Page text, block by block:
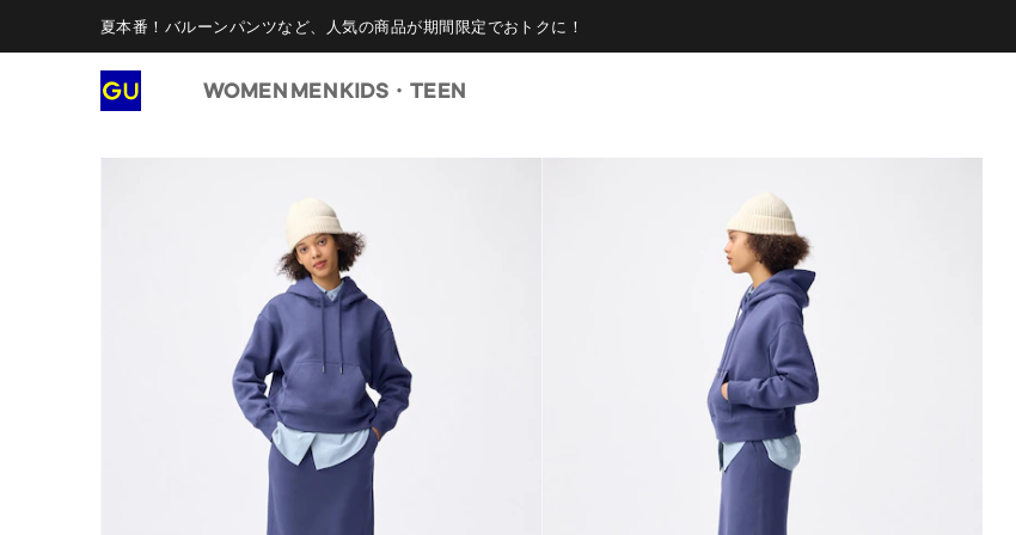
夏本番！バルーンパンツなど、人気の商品が期間限定でおトクに！
WOMEN MENKIDS・TEEN